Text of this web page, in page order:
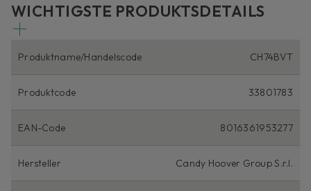
WICHTIGSTE PRODUKTSDETAILS
Produktname/Handelscode CH74BVT
Produktcode 33801783
EAN-Code 8016361953277
Hersteller Candy Hoover Group S.r.l.